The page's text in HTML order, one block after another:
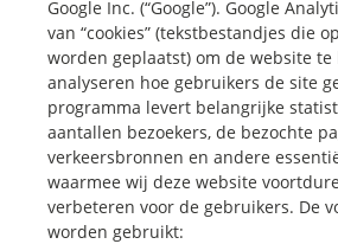
Google Inc. (“Google”). Google
van “cookies” (tekstbestandjes die
worden geplaatst) om de website te
analyseren hoe gebruikers de site
programma levert belangrijke
aantallen bezoekers, de bezochte
verkeersbronnen en andere
waarmee wij deze website
verbeteren voor de gebruikers. De
worden gebruikt: